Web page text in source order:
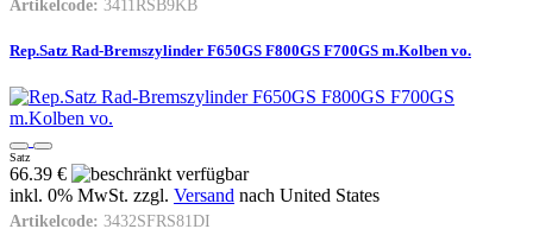
Artikelcode: 3411RSB9KB
Rep.Satz Rad-Bremszylinder F650GS F800GS F700GS m.Kolben vo.
Satz
66.39 €
inkl. 0% MwSt. zzgl. Versand nach United States
Artikelcode: 3432SFRS81DI